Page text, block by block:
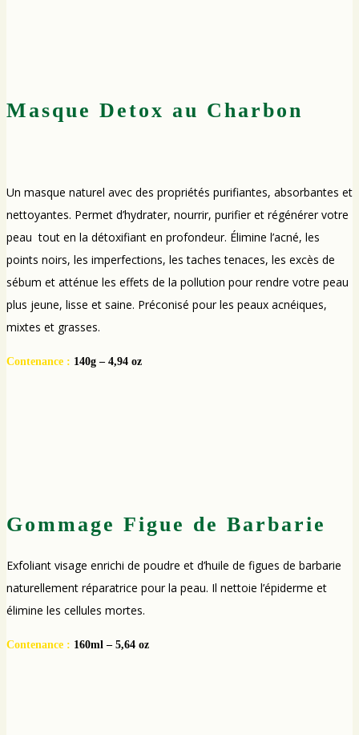
Masque Detox au Charbon
Un masque naturel avec des propriétés purifiantes, absorbantes et
nettoyantes. Permet d’hydrater, nourrir, purifier et régénérer votre
peau tout en la détoxifiant en profondeur. Élimine l’acné, les
points noirs, les imperfections, les taches tenaces, les excès de
sébum et atténue les effets de la pollution pour rendre votre peau
plus jeune, lisse et saine. Préconisé pour les peaux acnéiques,
mixtes et grasses.
Contenance : 140g – 4,94 oz
Gommage Figue de Barbarie
Exfoliant visage enrichi de poudre et d’huile de figues de barbarie
naturellement réparatrice pour la peau. Il nettoie l’épiderme et
élimine les cellules mortes.
Contenance : 160ml – 5,64 oz